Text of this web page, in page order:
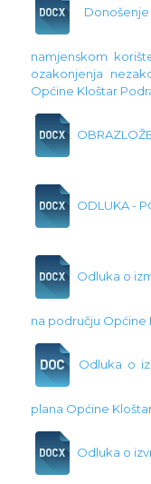
namjenskom
ozakonjenja
Općine Kloštar
ODLUKA -
Odluka o
na području Općine
Odluka o
plana Općine
Odluka o